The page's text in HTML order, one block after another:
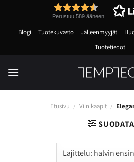
content
Perustuu 589 ääneen
Blogi Tuotekuvasto Jälleenmyyjät
Tuotetiedot
Etusivu / Viinikaapit /
SUODATA